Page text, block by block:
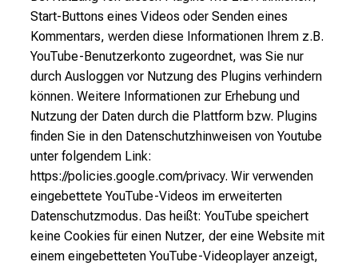
Start-Buttons eines Videos oder Senden eines
Kommentars, werden diese Informationen Ihrem z.B.
YouTube-Benutzerkonto zugeordnet, was Sie nur
durch Ausloggen vor Nutzung des Plugins verhindern
können. Weitere Informationen zur Erhebung und
Nutzung der Daten durch die Plattform bzw. Plugins
finden Sie in den Datenschutzhinweisen von Youtube
unter folgendem Link:
https://policies.google.com/privacy. Wir verwenden
eingebettete YouTube-Videos im erweiterten
Datenschutzmodus. Das heißt: YouTube speichert
keine Cookies für einen Nutzer, der eine Website mit
einem eingebetteten YouTube-Videoplayer anzeigt,